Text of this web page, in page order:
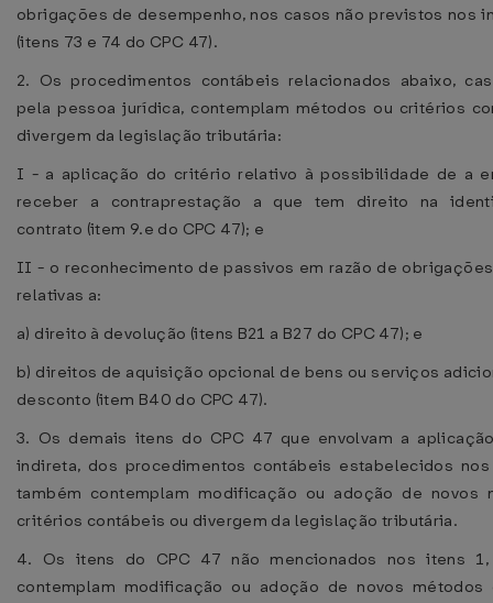
obrigações de desempenho, nos casos não previstos nos
(itens 73 e 74 do CPC 47).
2. Os procedimentos contábeis relacionados abaixo,
pela pessoa jurídica, contemplam métodos ou critérios
divergem da legislação tributária:
I - a aplicação do critério relativo à possibilidade de a
receber a contraprestação a que tem direito na
contrato (item 9.e do CPC 47); e
II - o reconhecimento de passivos em razão de
relativas a:
a) direito à devolução (itens B21 a B27 do CPC 47); e
b) direitos de aquisição opcional de bens ou serviços
desconto (item B40 do CPC 47).
3. Os demais itens do CPC 47 que envolvam a
indireta, dos procedimentos contábeis estabelecidos
também contemplam modificação ou adoção de novos
critérios contábeis ou divergem da legislação tributária.
4. Os itens do CPC 47 não mencionados nos itens
contemplam modificação ou adoção de novos métodos